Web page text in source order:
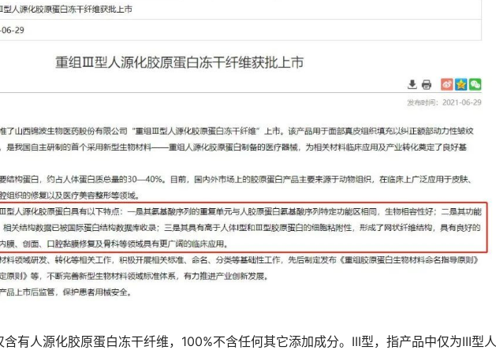
有人源化胶原蛋白冻干纤维，100%不含任何其它添加成分。III型，指产品中仅为III型人